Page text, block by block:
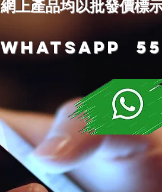
網上產品均以批發價標
Whatsapp